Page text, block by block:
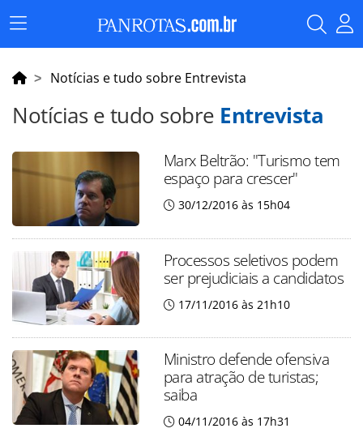
Menu
Principal
Notícias e tudo sobre Entrevista
Notícias e tudo sobre Entrevista
Marx Beltrão: "Turismo tem
espaço para crescer"
30/12/2016 às 15h04
Processos seletivos podem
ser prejudiciais a candidatos
17/11/2016 às 21h10
Ministro defende ofensiva
para atração de turistas;
saiba
04/11/2016 às 17h31